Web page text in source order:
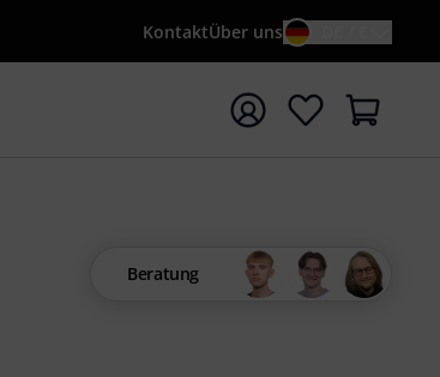
KontaktÜber uns
{searchTerm} starten
Beratung